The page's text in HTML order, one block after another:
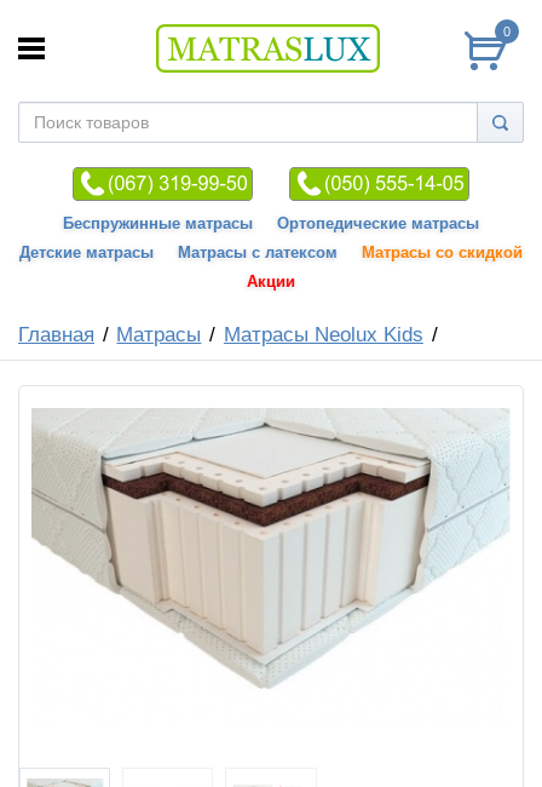
0
Беспружинные матрасы
Ортопедические матрасы
Детские матрасы
Матрасы с латексом
Матрасы со скидкой
Акции
Главная Матрасы Матрасы Neolux Kids